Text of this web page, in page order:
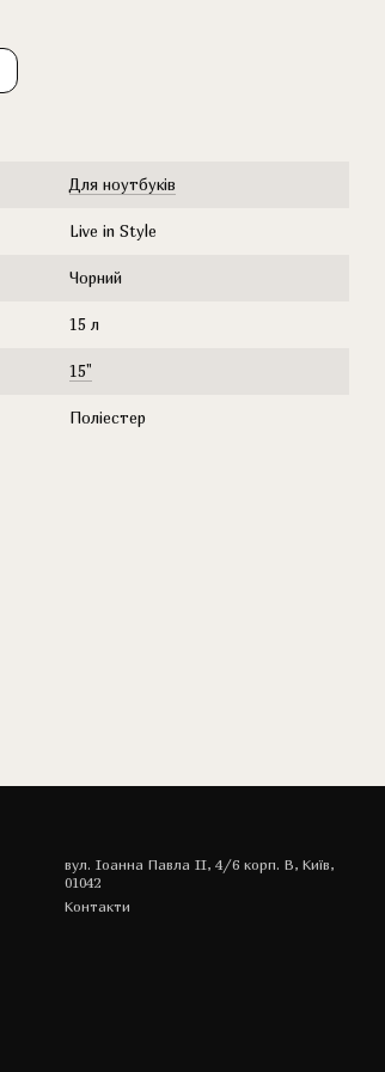
Для ноутбуків
Live in Style
Чорний
15 л
15"
Поліестер
вул. Іоанна Павла II, 4/6 корп. В, Київ,
01042
Контакти